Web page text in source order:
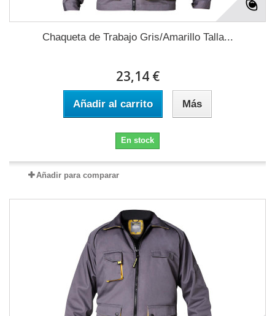
Chaqueta de Trabajo Gris/Amarillo Talla...
23,14 €
Añadir al carrito Más
En stock
Añadir para comparar